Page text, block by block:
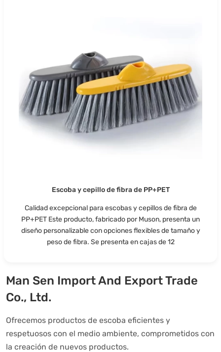
Escoba y cepillo de fibra de PP+PET
Calidad excepcional para escobas y cepillos de fibra de
PP+PET Este producto, fabricado por Muson, presenta un
diseño personalizable con opciones flexibles de tamaño y
peso de fibra. Se presenta en cajas de 12
Man Sen Import And Export Trade
Co., Ltd.
Ofrecemos productos de escoba eficientes y
respetuosos con el medio ambiente, comprometidos con
la creación de nuevos productos.